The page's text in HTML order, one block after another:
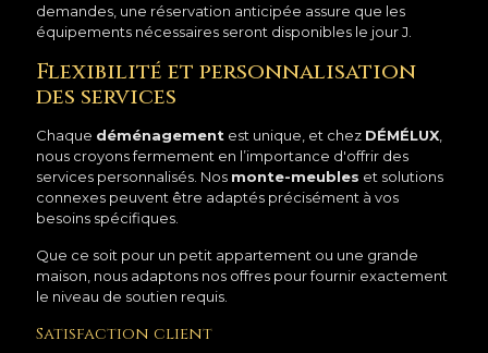
demandes, une réservation anticipée assure que les
équipements nécessaires seront disponibles le jour J.
Flexibilité et personnalisation
des services
Chaque déménagement est unique, et chez DÉMÉLUX
nous croyons fermement en l’importance d'offrir des
services personnalisés. Nos monte-meubles et solutions
connexes peuvent être adaptés précisément à vos
besoins spécifiques.
Que ce soit pour un petit appartement ou une grande
maison, nous adaptons nos offres pour fournir exactement
le niveau de soutien requis.
Satisfaction client